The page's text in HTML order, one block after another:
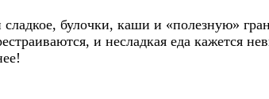
булочки, каши и «полезную»
и несладкая еда кажется